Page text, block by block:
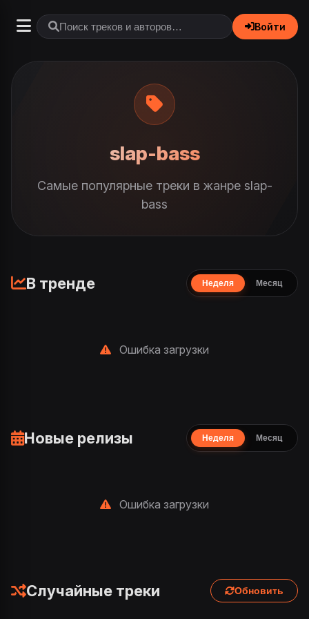
Войти
slap-bass
Самые популярные треки в жанре slap-
bass
В тренде Неделя Месяц
Ошибка загрузки
Новые релизы Неделя Месяц
Ошибка загрузки
Случайные треки Обновить